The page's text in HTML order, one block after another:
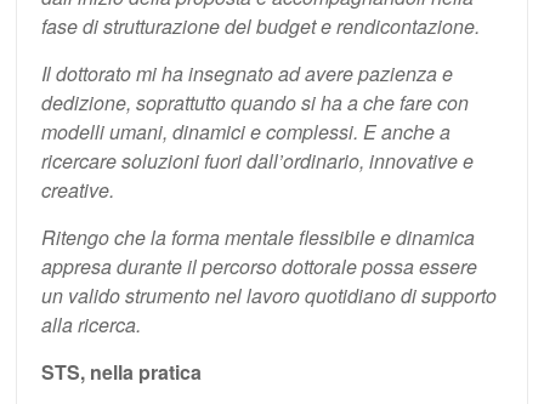
fase di strutturazione del budget e rendicontazione.
Il dottorato mi ha insegnato ad avere pazienza e
dedizione, soprattutto quando si ha a che fare con
modelli umani, dinamici e complessi. E anche a
ricercare soluzioni fuori dall’ordinario, innovative e
creative.
Ritengo che la forma mentale flessibile e dinamica
appresa durante il percorso dottorale possa essere
un valido strumento nel lavoro quotidiano di supporto
alla ricerca.
STS, nella pratica